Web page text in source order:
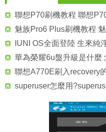
聯想P70刷機教程 聯想
IUNI OS全面登陸 生來純
華為榮耀6u盤升級是什麼
聯想A770E刷入recovery
superuser怎麼用